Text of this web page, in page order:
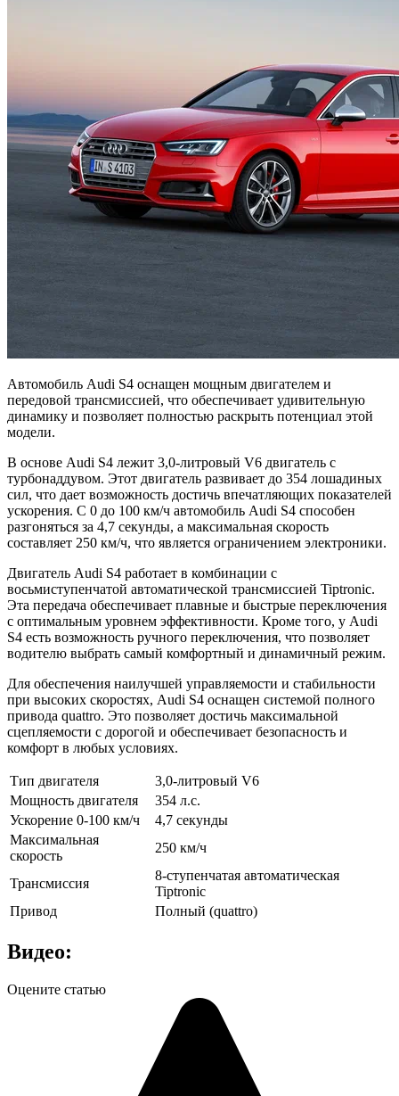
Автомобиль Audi S4 оснащен мощным двигателем и
передовой трансмиссией, что обеспечивает удивительную
динамику и позволяет полностью раскрыть потенциал этой
модели.
В основе Audi S4 лежит 3,0-литровый V6 двигатель с
турбонаддувом. Этот двигатель развивает до 354 лошадиных
сил, что дает возможность достичь впечатляющих показателей
ускорения. С 0 до 100 км/ч автомобиль Audi S4 способен
разгоняться за 4,7 секунды, а максимальная скорость
составляет 250 км/ч, что является ограничением электроники.
Двигатель Audi S4 работает в комбинации с
восьмиступенчатой автоматической трансмиссией Tiptronic.
Эта передача обеспечивает плавные и быстрые переключения
с оптимальным уровнем эффективности. Кроме того, у Audi
S4 есть возможность ручного переключения, что позволяет
водителю выбрать самый комфортный и динамичный режим.
Для обеспечения наилучшей управляемости и стабильности
при высоких скоростях, Audi S4 оснащен системой полного
привода quattro. Это позволяет достичь максимальной
сцепляемости с дорогой и обеспечивает безопасность и
комфорт в любых условиях.
Тип двигателя
3,0-литровый V6
Мощность двигателя
354 л.с.
Ускорение 0-100 км/ч
4,7 секунды
Максимальная
скорость
250 км/ч
Трансмиссия
8-ступенчатая автоматическая
Tiptronic
Привод
Полный (quattro)
Видео:
Оцените статью